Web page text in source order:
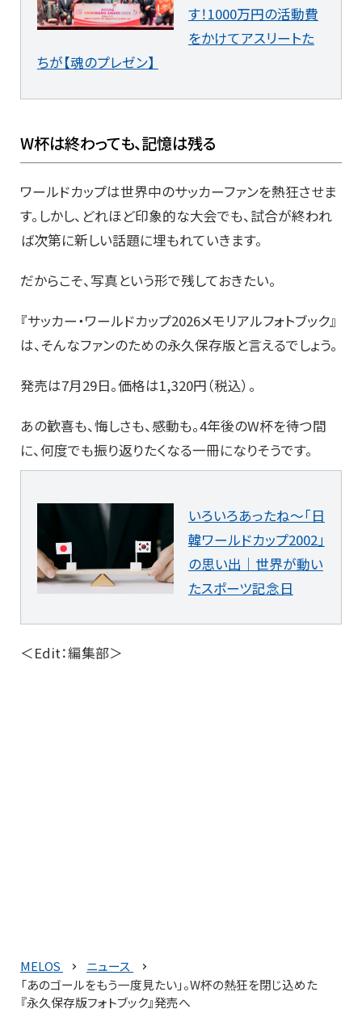
す！1000万円の活動費
をかけてアスリートた
ちが【魂のプレゼン】
W杯は終わっても、記憶は残る
ワールドカップは世界中のサッカーファンを熱狂させま
す。しかし、どれほど印象的な大会でも、試合が終われ
ば次第に新しい話題に埋もれていきます。
だからこそ、写真という形で残しておきたい。
『サッカー・ワールドカップ2026メモリアルフォトブック』
は、そんなファンのための永久保存版と言えるでしょう。
発売は7月29日。価格は1,320円（税込）。
あの歓喜も、悔しさも、感動も。4年後のW杯を待つ間
に、何度でも振り返りたくなる一冊になりそうです。
いろいろあったね～「日
韓ワールドカップ2002」
の思い出｜世界が動い
たスポーツ記念日
＜Edit：編集部＞
MELOS
ニュース
「あのゴールをもう一度見たい」。W杯の熱狂を閉じ込めた
『永久保存版フォトブック』発売へ